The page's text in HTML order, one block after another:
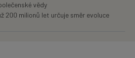
vědy
200 milionů let určuje směr evoluce